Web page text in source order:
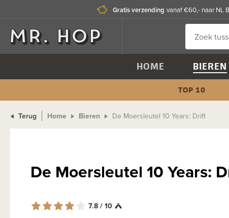
Gratis verzending vanaf €60,- naar NL
HOME BIEREN
TOP 10
Terug Home Bieren De Moersleutel 10 Years: Drift
De Moersleutel 10 Years:
7.8 / 10